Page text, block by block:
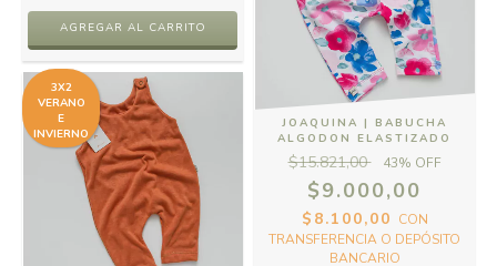
AGREGAR AL CARRITO
3X2
VERANO
E
INVIERNO
JOAQUINA | BABUCHA
ALGODON ELASTIZADO
$15.821,00 43% OFF
$9.000,00
$8.100,00 CON
TRANSFERENCIA O DEPÓSITO
BANCARIO